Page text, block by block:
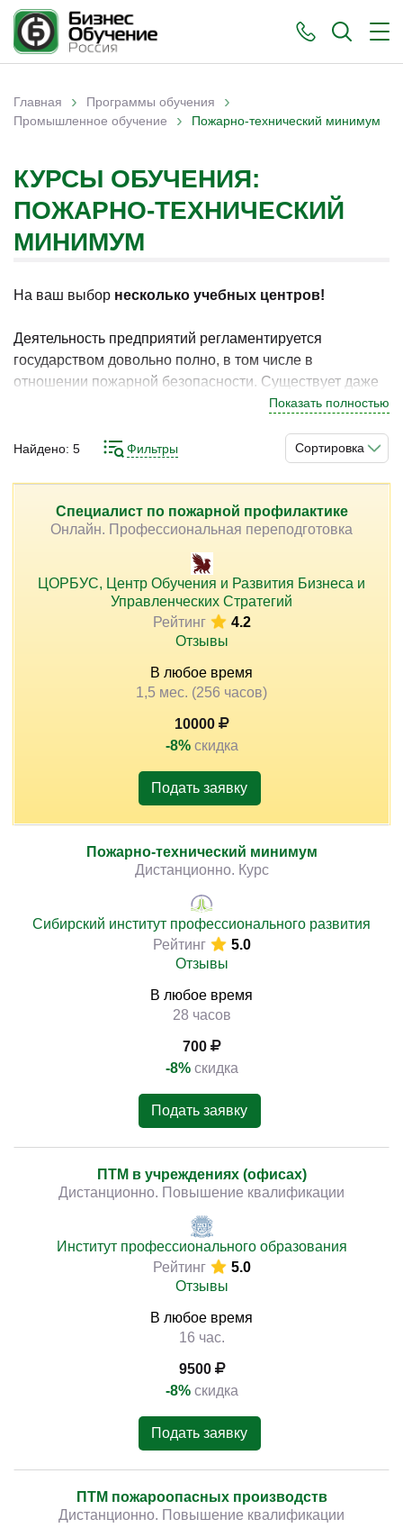
Вы здесь
Главная › Программы обучения ›
Промышленное обучение › Пожарно-технический минимум
КУРСЫ ОБУЧЕНИЯ:
ПОЖАРНО-ТЕХНИЧЕСКИЙ
МИНИМУМ
На ваш выбор несколько учебных центров!
Деятельность предприятий регламентируется
государством довольно полно, в том числе в
отношении пожарной безопасности. Существует даже
обязательный минимум знаний, который должно иметь
инструкторы и некоторые другие работники. То есть
получение такой подготовки обязательно для многих
специалистов. Вы можете пройти её в рамках
различных курсов, которые представлены здесь.
Программы подготовки разработаны на основании
современных требований и последних изменений в
законодательстве.
Показать полностью
Сортировка
Найдено: 5 Фильтры
Специалист по пожарной профилактике
Онлайн. Профессиональная переподготовка
ЦОРБУС, Центр Обучения и Развития Бизнеса и
Управленческих Стратегий
Рейтинг
4.2
Отзывы
В любое время
1,5 мес. (256 часов)
10000
-8% скидка
Подать заявку
Пожарно-технический минимум
Дистанционно. Курс
Сибирский институт профессионального развития
Рейтинг
5.0
Отзывы
В любое время
28 часов
700
-8% скидка
Подать заявку
ПТМ в учреждениях (офисах)
Дистанционно. Повышение квалификации
Институт профессионального образования
Рейтинг
5.0
Отзывы
В любое время
16 час.
9500
-8% скидка
Подать заявку
ПТМ пожароопасных производств
Дистанционно. Повышение квалификации